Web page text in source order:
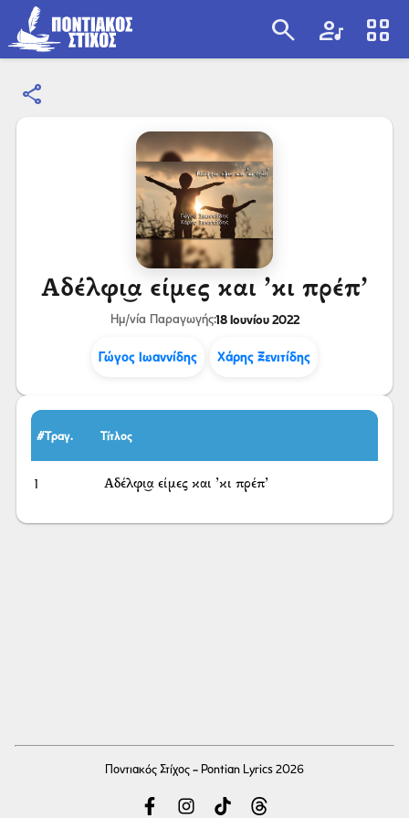
search artist view_cozy
share
Αδέλφι͜α είμες και ’κι πρέπ’
Ημ/νία Παραγωγής:18 Ιουνίου 2022
Γώγος Ιωαννίδης Χάρης Ξενιτίδης
#Τραγ. Τίτλος
1 Αδέλφι͜α είμες και ’κι πρέπ’
Ποντιακός Στίχος - Pontian Lyrics 2026